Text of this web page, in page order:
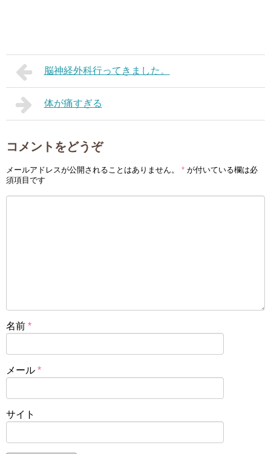
脳神経外科行ってきました。
体が痛すぎる
コメントをどうぞ
メールアドレスが公開されることはありません。 * が付いている欄は必
須項目です
名前 *
メール *
サイト